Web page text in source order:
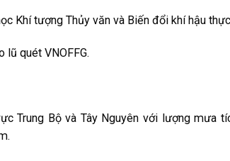
tượng Thủy văn và Biến đổi khí hậu
quét VNOFFG.
Bộ và Tây Nguyên với lượng mưa